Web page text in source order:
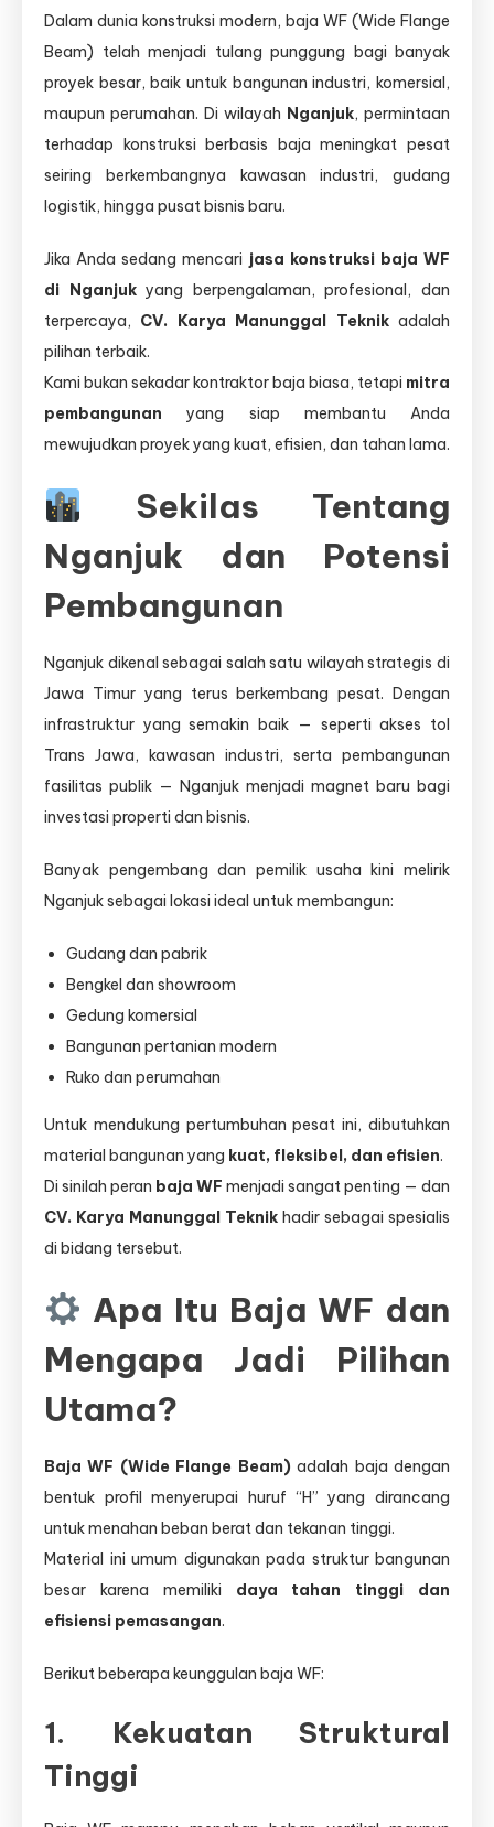
Jasa
Baja
WF
–
Solusi
Bangunan
Kokoh
dari
Karya
Manunggal
Teknik
Dalam dunia konstruksi modern, baja WF (Wide Flange
Beam) telah menjadi tulang punggung bagi banyak
proyek besar, baik untuk bangunan industri, komersial,
maupun perumahan. Di wilayah Nganjuk, permintaan
terhadap konstruksi berbasis baja meningkat pesat
seiring berkembangnya kawasan industri, gudang
logistik, hingga pusat bisnis baru.
Jika Anda sedang mencari jasa konstruksi baja WF
di Nganjukyang berpengalaman, profesional, dan
terpercaya, CV. Karya Manunggal Teknikadalah
pilihan terbaik.
Kami bukan sekadar kontraktor baja biasa, tetapi mitra
pembangunan yang siap membantu Anda
mewujudkan proyek yang kuat, efisien, dan tahan lama.
Sekilas Tentang
Nganjuk dan Potensi
Pembangunan
Nganjuk dikenal sebagai salah satu wilayah strategis di
Jawa Timur yang terus berkembang pesat. Dengan
infrastruktur yang semakin baik — seperti akses tol
Trans Jawa, kawasan industri, serta pembangunan
fasilitas publik — Nganjuk menjadi magnet baru bagi
investasi properti dan bisnis.
Banyak pengembang dan pemilik usaha kini melirik
Nganjuk sebagai lokasi ideal untuk membangun:
Gudang dan pabrik
Bengkel dan showroom
Gedung komersial
Bangunan pertanian modern
Ruko dan perumahan
Untuk mendukung pertumbuhan pesat ini, dibutuhkan
material bangunan yang kuat, fleksibel, dan efisien.
Di sinilah peran baja WF menjadi sangat penting — dan
CV. Karya Manunggal Teknik hadir sebagai spesialis
di bidang tersebut.
Apa Itu Baja WF dan
Mengapa Jadi Pilihan
Utama?
Baja WF (Wide Flange Beam)adalah baja dengan
bentuk profil menyerupai huruf “H” yang dirancang
untuk menahan beban berat dan tekanan tinggi.
Material ini umum digunakan pada struktur bangunan
besar karena memiliki daya tahan tinggi dan
efisiensi pemasangan.
Berikut beberapa keunggulan baja WF:
1. Kekuatan Struktural
Tinggi